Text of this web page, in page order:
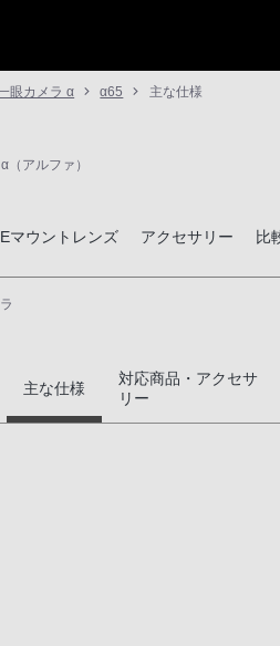
眼カメラ α α65 主な仕様
（アルファ）
Eマウントレンズ アクセサリー 比
主な仕様
対応商品・アクセサ
リー